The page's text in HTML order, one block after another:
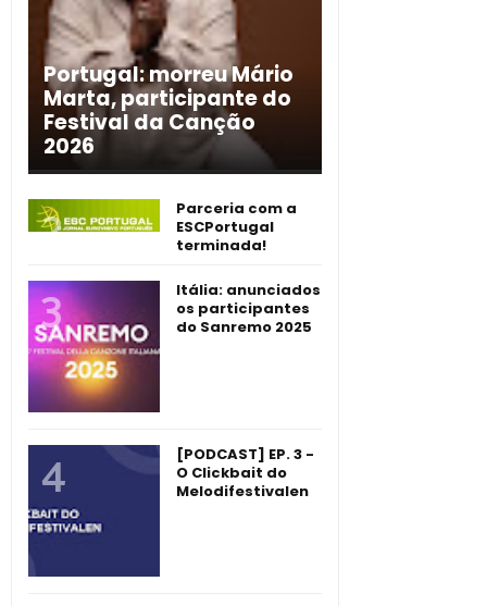
Portugal: morreu Mário
Marta, participante do
Festival da Canção
2026
Parceria com a
ESCPortugal
terminada!
Itália: anunciados
os participantes
do Sanremo 2025
[PODCAST] EP. 3 -
O Clickbait do
Melodifestivalen